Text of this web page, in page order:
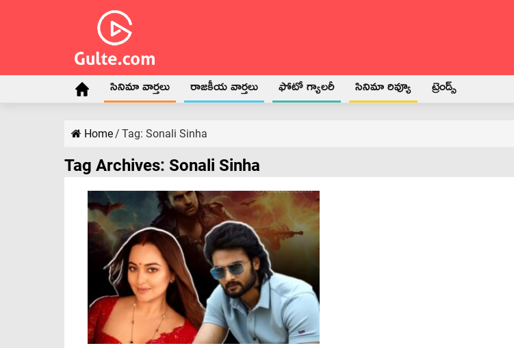
సినిమా వార్తలు రాజకీయ వార్తలు ఫోటో గ్యాలరీ సినిమా రివ్యూ ట్రెండ్స్
Home/ Tag: Sonali Sinha
Tag Archives: Sonali Sinha